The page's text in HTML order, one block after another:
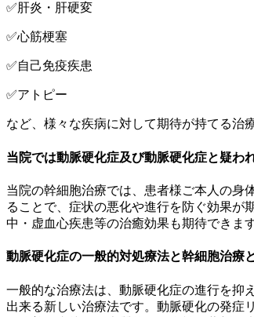
✅肝炎・肝硬変
✅心筋梗塞
✅自己免疫疾患
✅アトピー
など、様々な疾病に対して期待が持てる治
当院では動脈硬化症及び動脈硬化症と疑わ
当院の幹細胞治療では、患者様ご本人の身
ることで、症状の悪化や進行を防ぐ効果が
中・虚血心疾患等の治癒効果も期待できます
動脈硬化症の一般的対処療法と幹細胞治療
一般的な治療法は、動脈硬化症の進行を抑
出来る新しい治療法です。動脈硬化の発症